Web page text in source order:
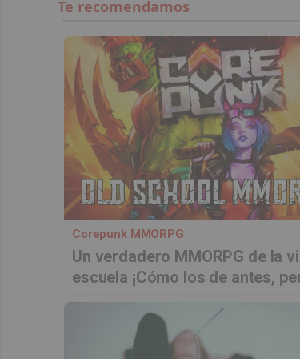
Corepunk MMORPG
Un verdadero MMORPG de la
escuela ¡Cómo los de antes,